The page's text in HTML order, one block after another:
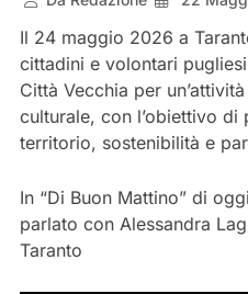
Il 24 maggio 2026 a
cittadini e volontari
Città Vecchia per
culturale, con l’obiettivo di
territorio, sostenibilità e
In “Di Buon Mattino” di
parlato con Alessandra
Taranto